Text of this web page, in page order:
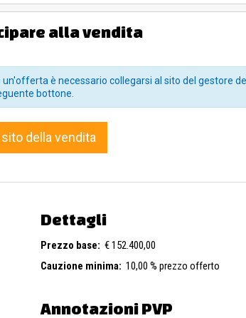
alla vendita
è necessario collegarsi al sito del gestore
bottone.
sito della vendita
Dettagli
Prezzo base: € 152.400,00
Cauzione minima: 10,00 % prezzo offerto
Annotazioni PVP